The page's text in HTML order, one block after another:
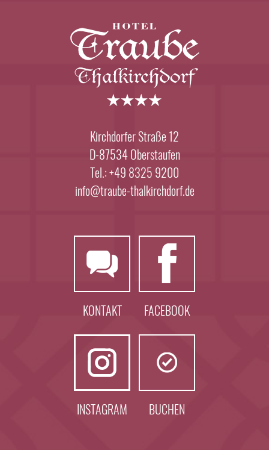
Kirchdorfer Straße 12
D-87534 Oberstaufen
Tel.: +49 8325 9200
info@traube-thalkirchdorf.de
KONTAKT FACEBOOK
INSTAGRAM BUCHEN